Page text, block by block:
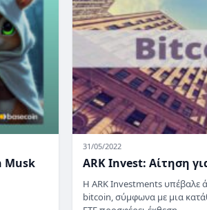
Musk
31/05/2022
ARK Invest: Αίτηση
Η ARK Investments υπέβαλε
bitcoin, σύμφωνα με μια